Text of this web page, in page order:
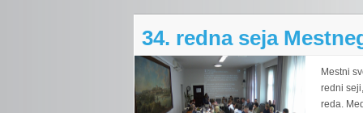
34. redna seja
Mestni
redni
reda.